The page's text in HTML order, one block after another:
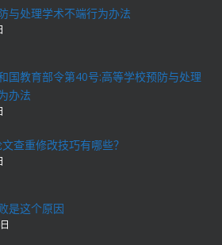
与处理学术不端行为办法
国教育部令第40号:高等学校预防与处理
办法
查重修改技巧有哪些？
是这个原因